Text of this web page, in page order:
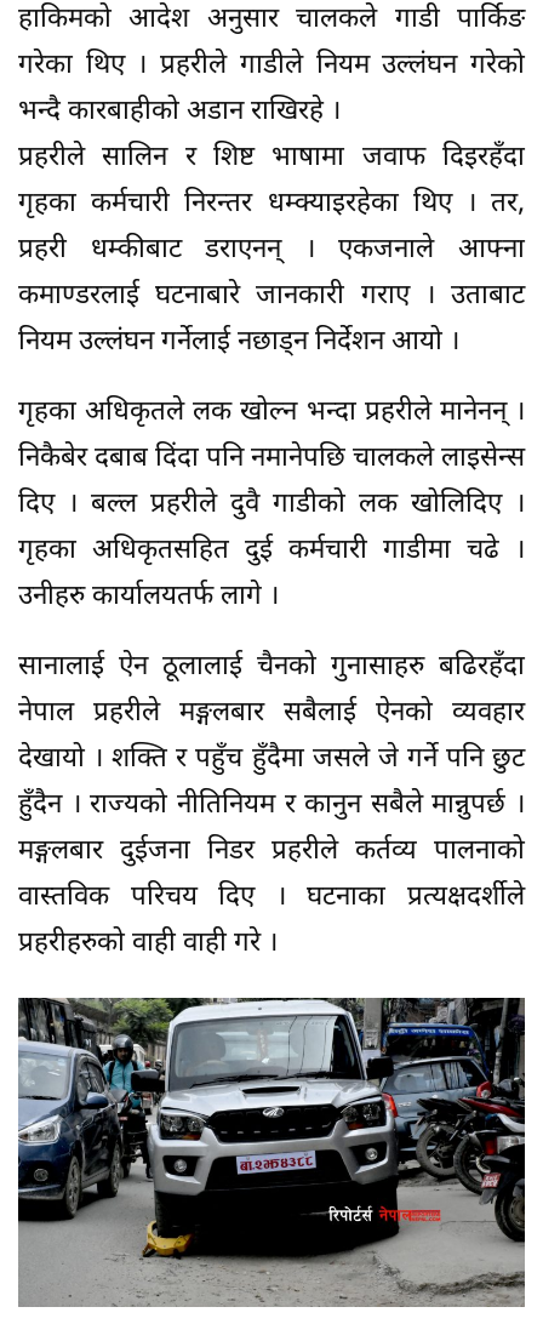
हाकिमको आदेश अनुसार चालकले गाडी पार्किङ
गरेका थिए । प्रहरीले गाडीले नियम उल्लंघन गरेको
भन्दै कारबाहीको अडान राखिरहे ।
प्रहरीले सालिन र शिष्ट भाषामा जवाफ दिइरहँदा
गृहका कर्मचारी निरन्तर धम्क्याइरहेका थिए । तर,
प्रहरी धम्कीबाट डराएनन् । एकजनाले आफ्ना
कमाण्डरलाई घटनाबारे जानकारी गराए । उताबाट
नियम उल्लंघन गर्नेलाई नछाड्न निर्देशन आयो ।
गृहका अधिकृतले लक खोल्न भन्दा प्रहरीले मानेनन् ।
निकैबेर दबाब दिंदा पनि नमानेपछि चालकले लाइसेन्स
दिए । बल्ल प्रहरीले दुवै गाडीको लक खोलिदिए ।
गृहका अधिकृतसहित दुई कर्मचारी गाडीमा चढे ।
उनीहरु कार्यालयतर्फ लागे ।
सानालाई ऐन ठूलालाई चैनको गुनासाहरु बढिरहँदा
नेपाल प्रहरीले मङ्गलबार सबैलाई ऐनको व्यवहार
देखायो । शक्ति र पहुँच हुँदैमा जसले जे गर्ने पनि छुट
हुँदैन । राज्यको नीतिनियम र कानुन सबैले मान्नुपर्छ ।
मङ्गलबार दुईजना निडर प्रहरीले कर्तव्य पालनाको
वास्तविक परिचय दिए । घटनाका प्रत्यक्षदर्शीले
प्रहरीहरुको वाही वाही गरे ।